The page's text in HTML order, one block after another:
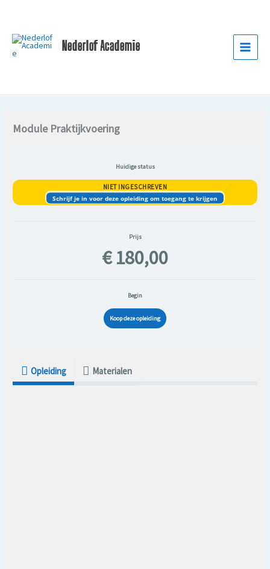
inhoud
Nederlof Academie
Module Praktijkvoering
Huidige status
NIET INGESCHREVEN
Schrijf je in voor deze opleiding om toegang te krijgen
Prijs
€ 180,00
Begin
Koop deze opleiding
Opleiding Materialen